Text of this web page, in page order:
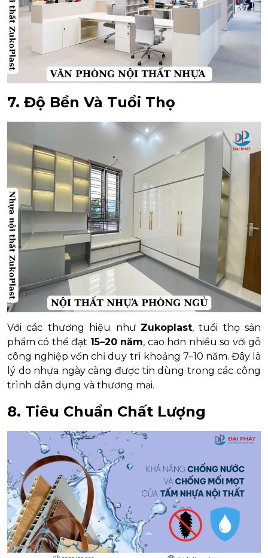
7. Độ Bền Và Tuổi Thọ
Với các thương hiệu như Zukoplast, tuổi thọ sản
phẩm có thể đạt 15–20 năm, cao hơn nhiều so với gỗ
công nghiệp vốn chỉ duy trì khoảng 7–10 năm. Đây là
lý do nhựa ngày càng được tin dùng trong các công
trình dân dụng và thương mại.
8. Tiêu Chuẩn Chất Lượng